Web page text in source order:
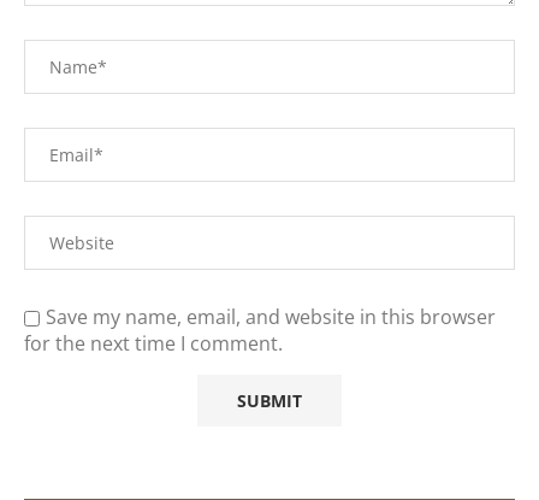
Save my name, email, and website in this browser
for the next time I comment.